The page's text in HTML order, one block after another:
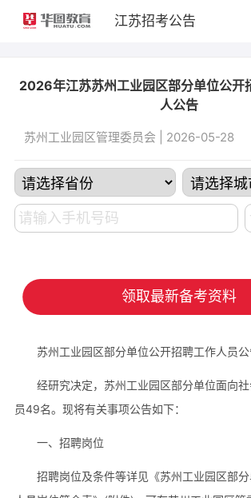
江苏招考公告
2026年江苏苏州工业园区部分单位公开
人公告
苏州工业园区管理委员会 | 2026-05-28
领取最新备考资料
苏州工业园区部分单位公开招聘工作人员
经研究决定，苏州工业园区部分单位面向
员49名。现将有关事项公告如下：
一、招聘岗位
招聘岗位及条件等详见《苏州工业园区部